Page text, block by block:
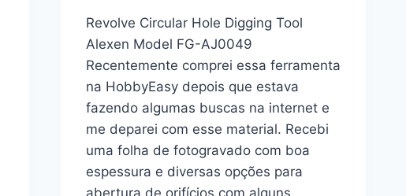
Revolve Circular Hole Digging Tool
Alexen Model FG-AJ0049
Recentemente comprei essa ferramenta
na HobbyEasy depois que estava
fazendo algumas buscas na internet e
me deparei com esse material. Recebi
uma folha de fotogravado com boa
espessura e diversas opções para
abertura de orifícios com alguns